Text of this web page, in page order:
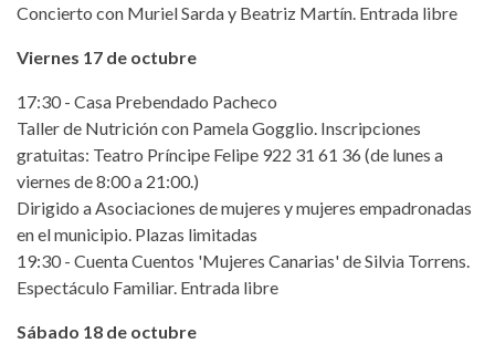
Concierto con Muriel Sarda y Beatriz Martín. Entrada libre
Viernes 17 de octubre
17:30 - Casa Prebendado Pacheco
Taller de Nutrición con Pamela Gogglio. Inscripciones
gratuitas: Teatro Príncipe Felipe 922 31 61 36 (de lunes a
viernes de 8:00 a 21:00.)
Dirigido a Asociaciones de mujeres y mujeres empadronadas
en el municipio. Plazas limitadas
19:30 - Cuenta Cuentos 'Mujeres Canarias' de Silvia Torrens.
Espectáculo Familiar. Entrada libre
Sábado 18 de octubre